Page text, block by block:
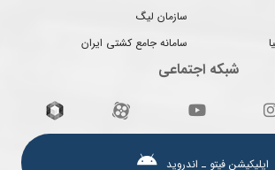
سازمان لیگ
سامانه جامع کشتی ایران
شبکه اجتماعی
اپلیکیشن فیتو ـ اندروید